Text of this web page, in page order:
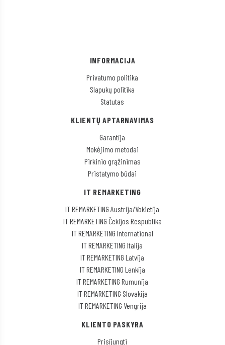
INFORMACIJA
Privatumo politika
Slapukų politika
Statutas
KLIENTŲ APTARNAVIMAS
Garantija
Mokėjimo metodai
Pirkinio grąžinimas
Pristatymo būdai
IT REMARKETING
IT REMARKETING Austrija/Vokietija
IT REMARKETING Čekijos Respublika
IT REMARKETING International
IT REMARKETING Italija
IT REMARKETING Latvija
IT REMARKETING Lenkija
IT REMARKETING Rumunija
IT REMARKETING Slovakija
IT REMARKETING Vengrija
KLIENTO PASKYRA
Prisijungti